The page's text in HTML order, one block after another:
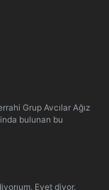
Grup Avcılar Ağız
bulunan bu
Evet diyor.